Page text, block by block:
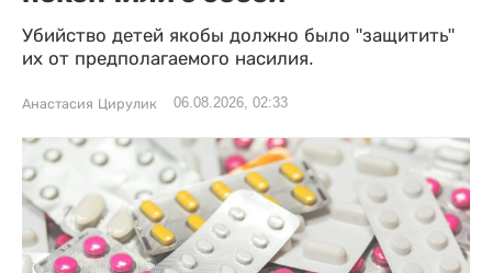
Убийство детей якобы должно было "защитить"
их от предполагаемого насилия.
Анастасия Цирулик 06.08.2026, 02:33